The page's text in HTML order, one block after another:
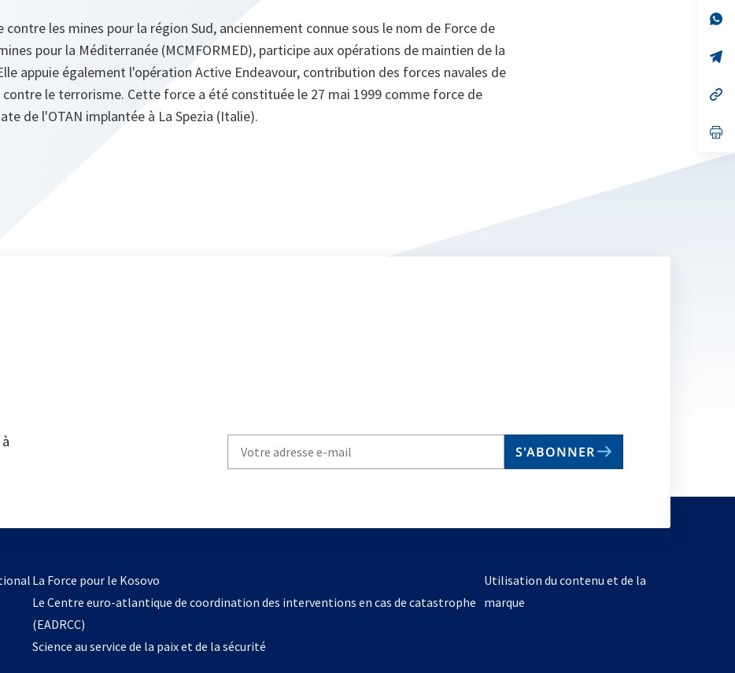
contre les mines pour la région Sud, anciennement connue sous le nom de Force de
pour la Méditerranée (MCMFORMED), participe aux opérations de maintien de la
appuie également l'opération Active Endeavour, contribution des forces navales de
contre le terrorisme. Cette force a été constituée le 27 mai 1999 comme force de
de l'OTAN implantée à La Spezia (Italie).
un
S'ABONNER
La Force pour le Kosovos’ouvre
dans
nouvel
Le Centre euro-atlantique de coordination des interventions en cas de catastrophe
(EADRCC)
Science au service de la paix et de la sécurité
Utilisation du contenu et de la
marque